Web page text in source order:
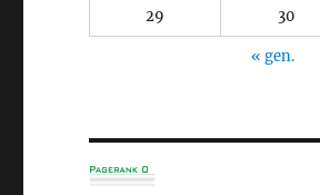
29 30
« gen.